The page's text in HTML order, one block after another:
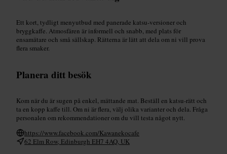
Ett kort, tydligt menyutbud med panerade katsu-versioner och
bryggkaffe. Atmosfären är informell och snabb, med plats för
ensamätare och små sällskap. Rätterna är lätt att dela om ni vill prova
flera smaker.
Planera ditt besök
Kom när du är sugen på enkel, mättande mat. Beställ en katsu-rätt och
ta en kopp kaffe till. Om ni är flera, välj olika varianter och dela. Fråga
personalen om rekommendationer om du vill testa något nytt.
https://www.facebook.com/Kawanekocafe
62 Elm Row, Edinburgh EH7 4AQ, UK